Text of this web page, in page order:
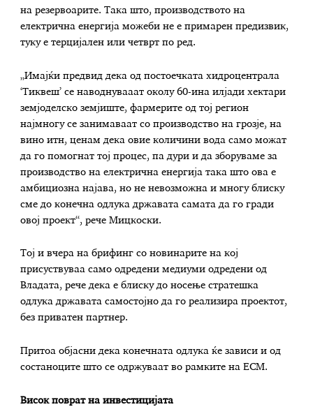
на резервоарите. Така што, производството на
електрична енергија можеби не е примарен предизвик,
туку е терцијален или четврт по ред.
„Имајќи предвид дека од постоечката хидроцентрала
‘Тиквеш’ се наводнувааат околу 60-ина илјади хектари
земјоделско земјиште, фармерите од тој регион
најмногу се занимаваат со производство на грозје, на
вино итн, ценам дека овие количини вода само можат
да го помогнат тој процес, па дури и да зборуваме за
производство на електрична енергија така што ова е
амбициозна најава, но не невозможна и многу блиску
сме до конечна одлука државата самата да го гради
овој проект“, рече Мицкоски.
Тој и вчера на брифинг со новинарите на кој
присуствуваа само одредени медиуми одредени од
Владата, рече дека е блиску до носење стратешка
одлука државата самостојно да го реализира проектот,
без приватен партнер.
Притоа објасни дека конечната одлука ќе зависи и од
состаноците што се одржуваат во рамките на ЕСМ.
Висок поврат на инвестицијата